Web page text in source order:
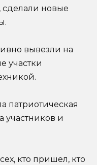
сделали новые
вывезли на
участки
патриотическая
участников и
кто пришел, кто